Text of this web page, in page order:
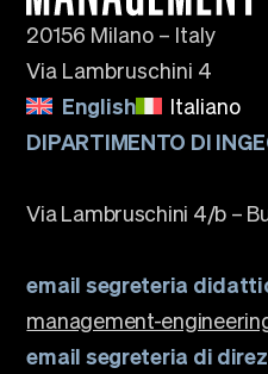
Campus
Research
Knowledge Centers
Research
Faculty
Newsletter SOMe
Highlights
Our locations
20156 Milano – Italy
Via Lambruschini 4
English
Italiano
DIPARTIMENTO DI
Via Lambruschini 4/b –
email segreteria
management-
email segreteria di